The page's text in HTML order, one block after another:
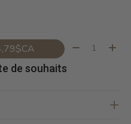
panier — 14,79$CA Quantité:
de souhaits